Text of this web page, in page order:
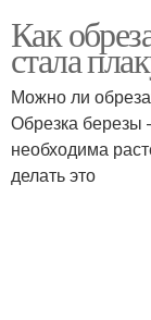
Как
стала
Можно ли
Обрезка березы
необходима
делать это